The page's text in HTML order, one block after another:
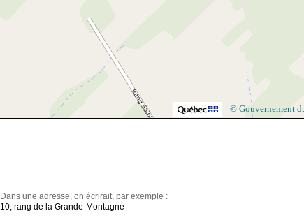
© Gouvernement
Dans une adresse, on écrirait, par exemple :
10, rang de la Grande-Montagne